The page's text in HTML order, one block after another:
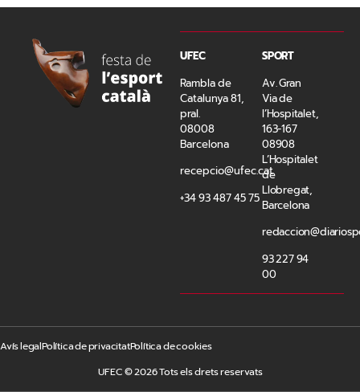
UFEC
Rambla de
Catalunya 81,
pral.
08008
Barcelona
recepcio@ufec.cat
+34 93 487 45 75
SPORT
Av. Gran
Via de
l’Hospitalet,
163-167
08908
L’Hospitalet
de
Llobregat,
Barcelona
93 227 94
00
UFEC © 2026 Tots els drets reservats
Avís legalPolítica de privacitatPolítica de cookies